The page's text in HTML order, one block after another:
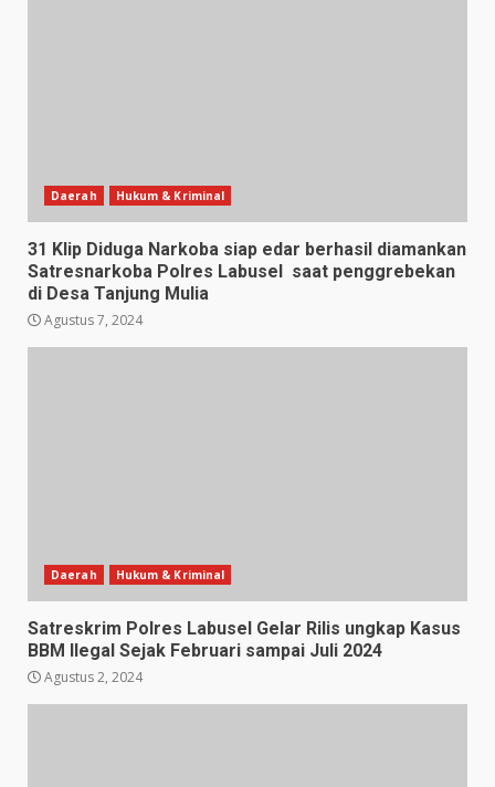
Daerah Hukum & Kriminal
31 Klip Diduga Narkoba siap edar berhasil diamankan
Satresnarkoba Polres Labusel saat penggrebekan
di Desa Tanjung Mulia
Agustus 7, 2024
Daerah Hukum & Kriminal
Satreskrim Polres Labusel Gelar Rilis ungkap Kasus
BBM Ilegal Sejak Februari sampai Juli 2024
Agustus 2, 2024